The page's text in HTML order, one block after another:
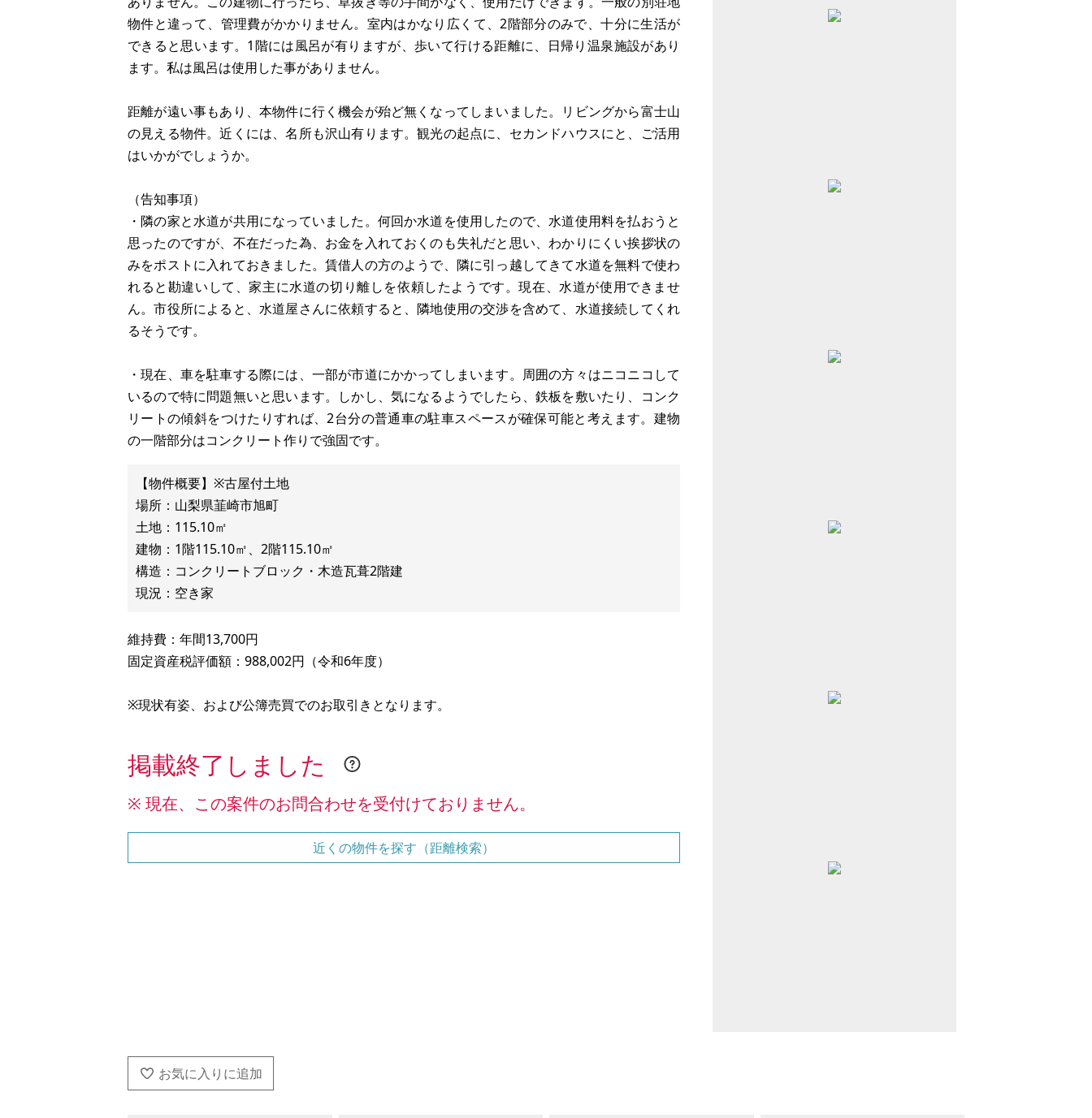
物件と違って、管理費がかかりません。室内はかなり広くて、2階部分のみで、十分に生活が
できると思います。1階には風呂が有りますが、歩いて行ける距離に、日帰り温泉施設があり
ます。私は風呂は使用した事がありません。
距離が遠い事もあり、本物件に行く機会が殆ど無くなってしまいました。リビングから富士山
の見える物件。近くには、名所も沢山有ります。観光の起点に、セカンドハウスにと、ご活用
はいかがでしょうか。
（告知事項）
・隣の家と水道が共用になっていました。何回か水道を使用したので、水道使用料を払おうと
思ったのですが、不在だった為、お金を入れておくのも失礼だと思い、わかりにくい挨拶状の
みをポストに入れておきました。賃借人の方のようで、隣に引っ越してきて水道を無料で使わ
れると勘違いして、家主に水道の切り離しを依頼したようです。現在、水道が使用できませ
ん。市役所によると、水道屋さんに依頼すると、隣地使用の交渉を含めて、水道接続してくれ
るそうです。
・現在、車を駐車する際には、一部が市道にかかってしまいます。周囲の方々はニコニコして
いるので特に問題無いと思います。しかし、気になるようでしたら、鉄板を敷いたり、コンク
リートの傾斜をつけたりすれば、2台分の普通車の駐車スペースが確保可能と考えます。建物
の一階部分はコンクリート作りで強固です。
【物件概要】※古屋付土地
場所：山梨県韮崎市旭町
土地：115.10㎡
建物：1階115.10㎡、2階115.10㎡
構造：コンクリートブロック・木造瓦葺2階建
維持費：年間13,700円
固定資産税評価額：988,002円（令和6年度）
※現状有姿、および公簿売買でのお取引きとなります。
掲載終了しました
※ 現在、この案件のお問合わせを受付けておりません。
近くの物件を探す（距離検索）